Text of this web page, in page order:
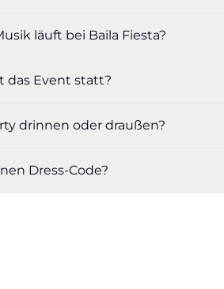
läuft bei Baila Fiesta?
das Event statt?
drinnen oder draußen?
Dress-Code?